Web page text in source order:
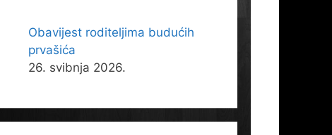
Obavijest roditeljima budućih
prvašića
26. svibnja 2026.